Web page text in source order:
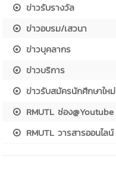
ข่าวรับรางวัล
ข่าวอบรม/เสวนา
ข่าวบุคลากร
ข่าวบริการ
ข่าวรับสมัครนักศึกษาใหม่
RMUTL ช่อง@Youtube
RMUTL วารสารออนไลน์